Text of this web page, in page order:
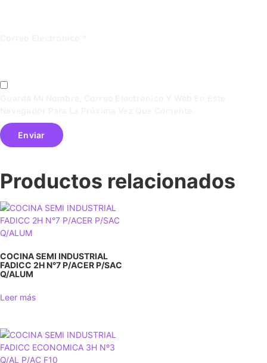
Productos relacionados
COCINA SEMI INDUSTRIAL
FADICC 2H N°7 P/ACER P/SAC
Q/ALUM
Leer más